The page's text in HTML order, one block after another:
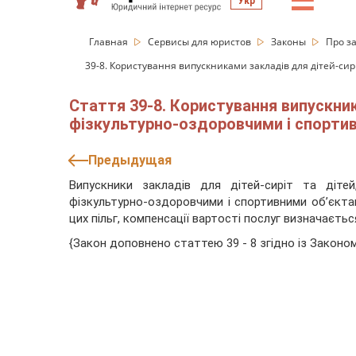
Главная Сервисы для юристов Законы
Про
39-8. Користування випускниками закладів для дітей-
Стаття 39-8. Користування
фізкультурно-оздоровчими і
Предыдущая
Випускники закладів для дітей-сиріт та
фізкультурно-оздоровчими і спортивними
цих пільг, компенсації вартості послуг
{Закон доповнено статтею 39 - 8 згідно із